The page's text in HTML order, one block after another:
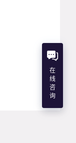
在
线
咨
询